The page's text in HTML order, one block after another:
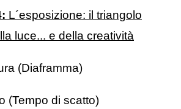
L´esposizione: il triangolo
luce... e della creatività
(Diaframma)
(Tempo di scatto)